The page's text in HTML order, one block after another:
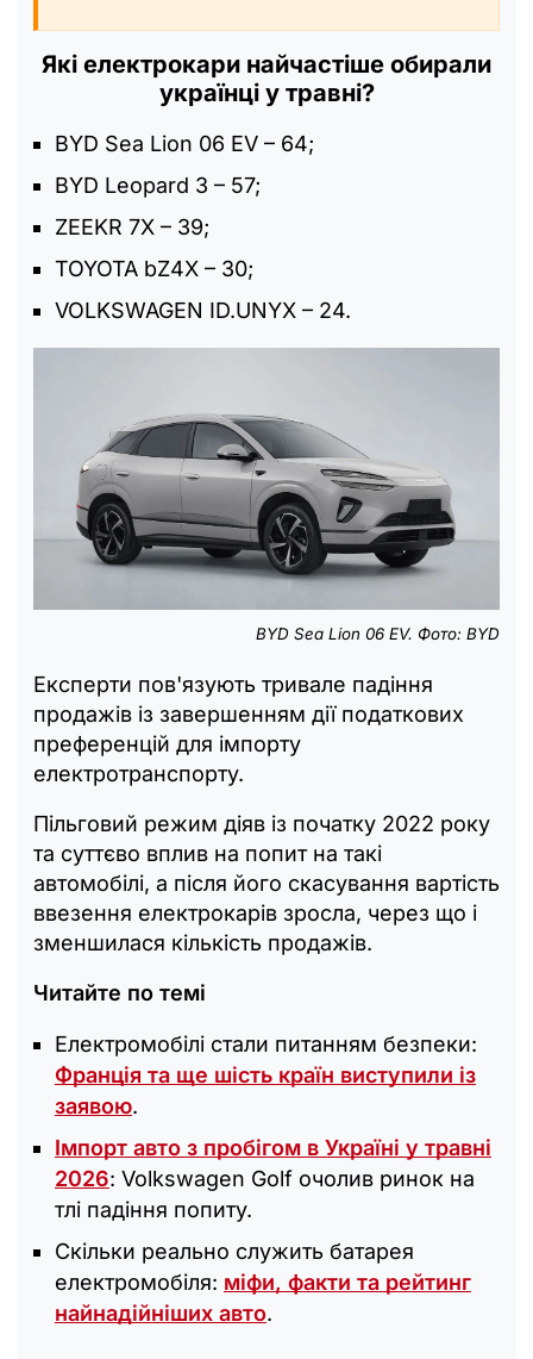
Які електрокари найчастіше обирали
українці у травні?
BYD Sea Lion 06 EV – 64;
BYD Leopard 3 – 57;
ZEEKR 7X – 39;
TOYOTA bZ4X – 30;
VOLKSWAGEN ID.UNYX – 24.
BYD Sea Lion 06 EV. Фото: BYD
Експерти пов'язують тривале падіння
продажів із завершенням дії податкових
преференцій для імпорту
електротранспорту.
Пільговий режим діяв із початку 2022 року
та суттєво вплив на попит на такі
автомобілі, а після його скасування вартість
ввезення електрокарів зросла, через що і
зменшилася кількість продажів.
Читайте по темі
Електромобілі стали питанням безпеки:
Франція та ще шість країн виступили із
заявою.
Імпорт авто з пробігом в Україні у травні
2026: Volkswagen Golf очолив ринок на
тлі падіння попиту.
Скільки реально служить батарея
електромобіля: міфи, факти та рейтинг
найнадійніших авто.